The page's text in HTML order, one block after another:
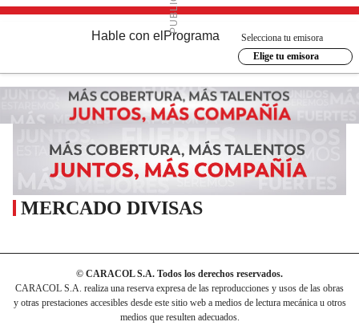
Hable con el Programa
Selecciona tu emisora
Elige tu emisora
MERCADO DIVISAS
© CARACOL S.A. Todos los derechos reservados.
CARACOL S.A. realiza una reserva expresa de las reproducciones y usos de las obras
y otras prestaciones accesibles desde este sitio web a medios de lectura mecánica u otros
medios que resulten adecuados.